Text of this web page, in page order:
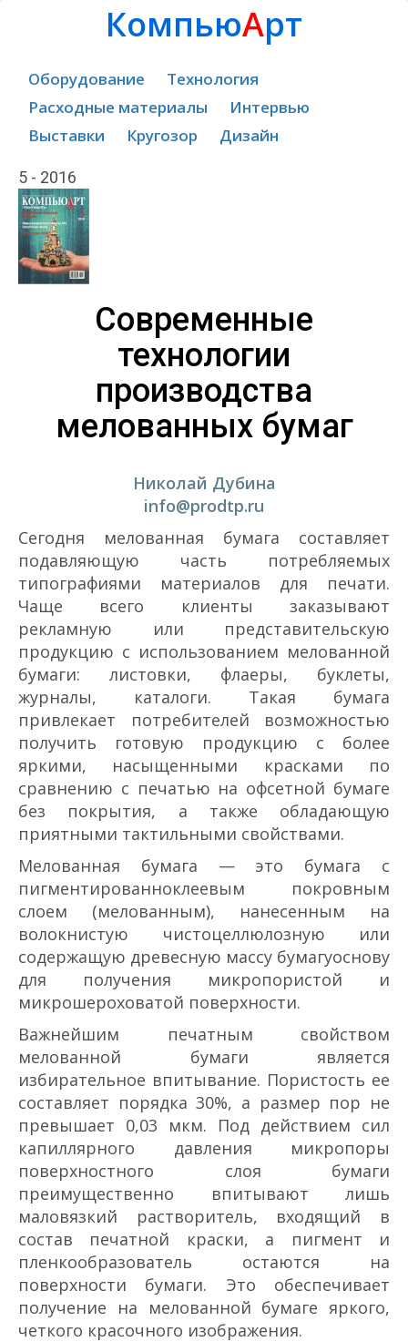
КомпьюАрт
Оборудование
Технология
Расходные материалы
Интервью
Выставки
Кругозор Дизайн
5 - 2016
Современные
технологии
производства
мелованных бумаг
Николай Дубина
info@prodtp.ru
Сегодня мелованная бумага составляет
подавляющую часть потребляемых
типографиями материалов для печати.
Чаще всего клиенты заказывают
рекламную или представительскую
продукцию с использованием мелованной
бумаги: листовки, флаеры, буклеты,
журналы, каталоги. Такая бумага
привлекает потребителей возможностью
получить готовую продукцию с более
яркими, насыщенными красками по
сравнению с печатью на офсетной бумаге
без покрытия, а также обладающую
приятными тактильными свойствами.
Мелованная бумага — это бумага с
пигментированно­клеевым покровным
слоем (мелованным), нанесенным на
волокнистую чистоцеллюлозную или
содержащую древесную массу бумагу­основу
для получения микропористой и
микрошероховатой поверхности.
Важнейшим печатным свойством
мелованной бумаги является
избирательное впитывание. Пористость ее
составляет порядка 30%, а размер пор не
превышает 0,03 мкм. Под действием сил
капиллярного давления микропоры
поверхностного слоя бумаги
преимущественно впитывают лишь
маловязкий растворитель, входящий в
состав печатной краски, а пигмент и
пленкообразователь остаются на
поверхности бумаги. Это обеспечивает
получение на мелованной бумаге яркого,
четкого красочного изображения.